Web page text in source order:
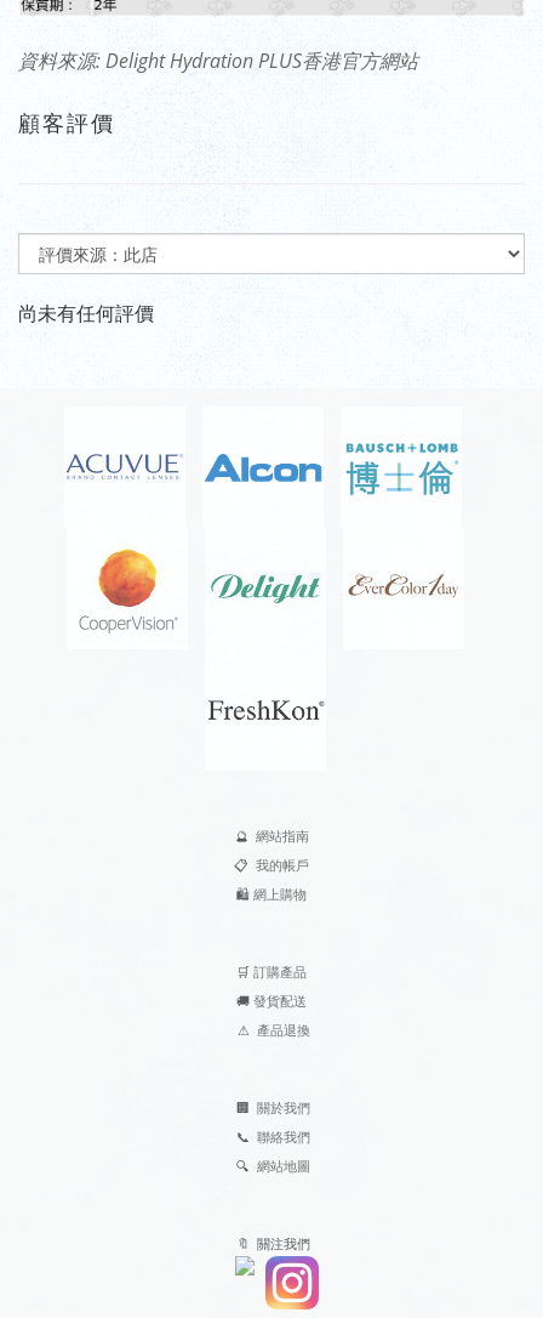
資料來源: Delight Hydration PLUS香港官方網站
顧客評價
尚未有任何評價
🔮 網站指南
📋 我的帳戶
🛍️ 網上購物
🛒 訂購產品
🚚 發貨配送
⚠ 產品退換
🏢 關於我們
📞 聯絡我們
🔍 網站地圖
🔖 關注我們